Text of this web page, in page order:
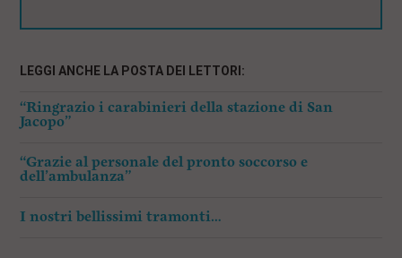
LEGGI ANCHE LA POSTA DEI LETTORI:
“Ringrazio i carabinieri della stazione di San
Jacopo”
“Grazie al personale del pronto soccorso e
dell’ambulanza”
I nostri bellissimi tramonti…